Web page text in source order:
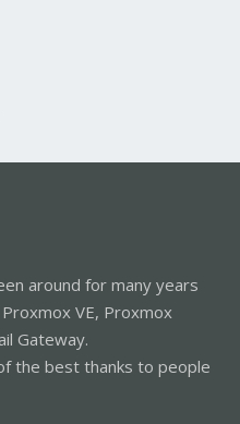
around for many years
VE, Proxmox
Gateway.
the best thanks to people